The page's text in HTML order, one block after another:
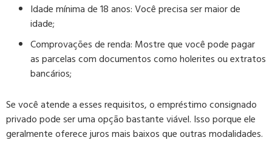
Idade mínima de 18 anos: Você precisa ser maior de
idade;
Comprovações de renda: Mostre que você pode pagar
as parcelas com documentos como holerites ou extratos
bancários;
Se você atende a esses requisitos, o empréstimo consignado
privado pode ser uma opção bastante viável. Isso porque ele
geralmente oferece juros mais baixos que outras modalidades.